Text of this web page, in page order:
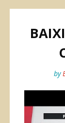
by